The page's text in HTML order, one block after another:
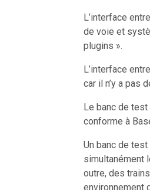
L’interface
de voie et
plugins ».
L’interface
car il n’y a pas
Le banc de test
conforme à
Un banc de
simultanément
outre, des
environnement